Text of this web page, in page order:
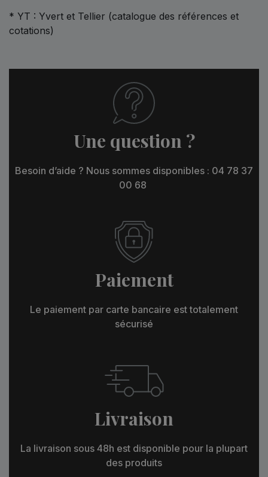
* YT : Yvert et Tellier (catalogue des références et
cotations)
Une question ?
Besoin d’aide ? Nous sommes disponibles : 04 78 37
00 68
Paiement
Le paiement par carte bancaire est totalement
sécurisé
Livraison
La livraison sous 48h est disponible pour la plupart
des produits